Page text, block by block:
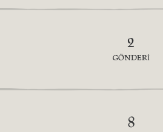
2
GÖNDERI
8